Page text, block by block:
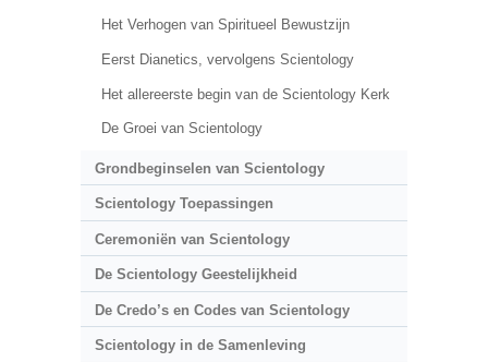
Het Verhogen van Spiritueel Bewustzijn
Eerst Dianetics, vervolgens Scientology
Het allereerste begin van de Scientology Kerk
De Groei van Scientology
Grondbeginselen van Scientology
Scientology Toepassingen
Ceremoniën van Scientology
De Scientology Geestelijkheid
De Credo’s en Codes van Scientology
Scientology in de Samenleving